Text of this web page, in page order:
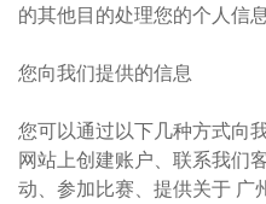
的其他目的处理您的个人信息
您向我们提供的信息
您可以通过以下几种方式向
网站上创建账户、联系我们
动、参加比赛、提供关于 广